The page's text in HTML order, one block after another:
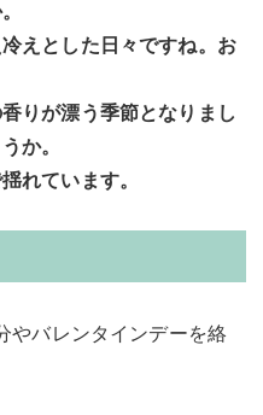
えとした日々ですね。お
りが漂う季節となりまし
か。
れています。
やバレンタインデーを絡